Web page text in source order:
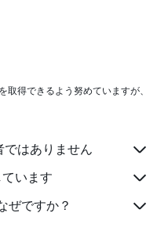
得できるよう努めていますが、
ではありません
います
ぜですか？